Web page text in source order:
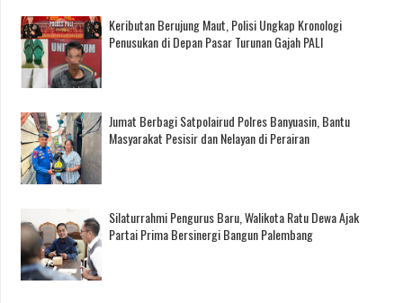
Keributan Berujung Maut, Polisi Ungkap Kronologi
Penusukan di Depan Pasar Turunan Gajah PALI
Jumat Berbagi Satpolairud Polres Banyuasin, Bantu
Masyarakat Pesisir dan Nelayan di Perairan
Silaturrahmi Pengurus Baru, Walikota Ratu Dewa Ajak
Partai Prima Bersinergi Bangun Palembang